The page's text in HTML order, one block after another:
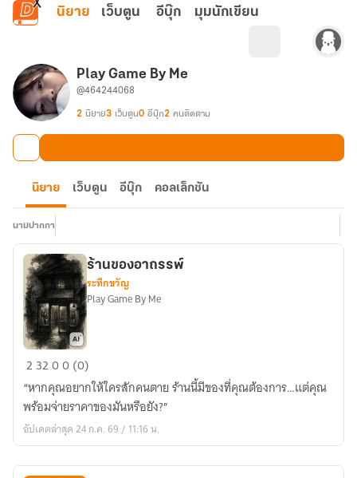
ข้ามไปยังเนื้อหาหลัก
นิยาย เว็บตูน อีบุ๊ก มุมนักเขียน
Play Game By Me
@464244068
2 นิยาย3 เว็บตูน0 อีบุ๊ก2 คนติดตาม
นิยาย เว็บตูน อีบุ๊ก คอลเล็กชัน
นามปากกา
ร้าน
อาถรรพ์
ร้านของอาถรรพ์
ระทึกขวัญ
Play Game By Me
2 3200 (0)
“หากคุณอยากให้ใครสักคนตาย ร้านนี้มีของที่คุณต้องการ…แต่คุณ
พร้อมจ่ายราคาของมันหรือยัง?”
อัปเดตล่าสุด 24 ก.ค. 69 / 11:16 น.